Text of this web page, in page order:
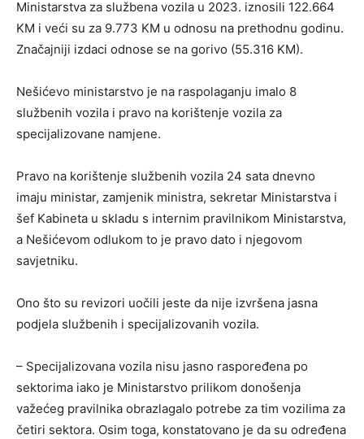
Ministarstva za službena vozila u 2023. iznosili 122.664
KM i veći su za 9.773 KM u odnosu na prethodnu godinu.
Značajniji izdaci odnose se na gorivo (55.316 KM).
Nešićevo ministarstvo je na raspolaganju imalo 8
službenih vozila i pravo na korištenje vozila za
specijalizovane namjene.
Pravo na korištenje službenih vozila 24 sata dnevno
imaju ministar, zamjenik ministra, sekretar Ministarstva i
šef Kabineta u skladu s internim pravilnikom Ministarstva,
a Nešićevom odlukom to je pravo dato i njegovom
savjetniku.
Ono što su revizori uočili jeste da nije izvršena jasna
podjela službenih i specijalizovanih vozila.
– Specijalizovana vozila nisu jasno raspoređena po
sektorima iako je Ministarstvo prilikom donošenja
važećeg pravilnika obrazlagalo potrebe za tim vozilima za
četiri sektora. Osim toga, konstatovano je da su određena